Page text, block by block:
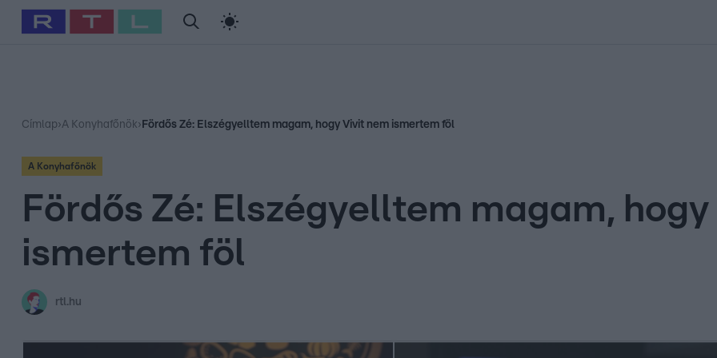
Babits Marcella Szellő István Most Wanted
Címlap›A Konyhafőnök› Fördős Zé: Elszégyelltem magam, hogy Vivit nem ismertem föl
A Konyhafőnök
Fördős Zé: Elszégyelltem magam,
ismertem föl
rtl.hu